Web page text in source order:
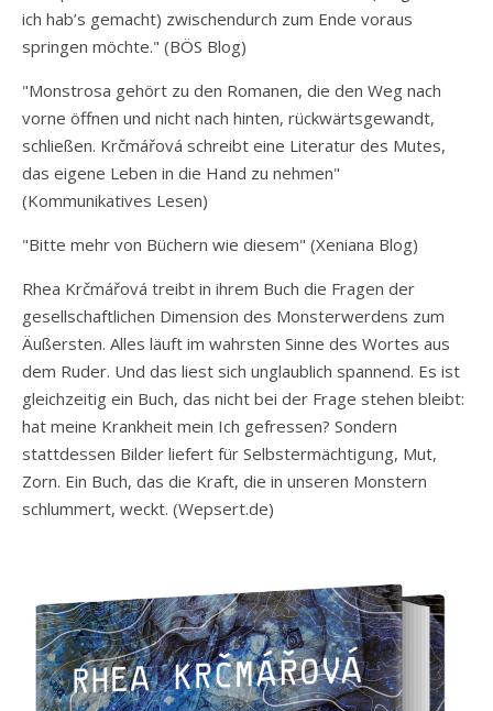
ich hab’s gemacht) zwischendurch zum Ende voraus
springen möchte." (BÖS Blog)
"Monstrosa gehört zu den Romanen, die den Weg nach
vorne öffnen und nicht nach hinten, rückwärtsgewandt,
schließen. Krčmářová schreibt eine Literatur des Mutes,
das eigene Leben in die Hand zu nehmen"
(Kommunikatives Lesen)
"Bitte mehr von Büchern wie diesem" (Xeniana Blog)
Rhea Krčmářová treibt in ihrem Buch die Fragen der
gesellschaftlichen Dimension des Monsterwerdens zum
Äußersten. Alles läuft im wahrsten Sinne des Wortes aus
dem Ruder. Und das liest sich unglaublich spannend. Es ist
gleichzeitig ein Buch, das nicht bei der Frage stehen bleibt:
hat meine Krankheit mein Ich gefressen? Sondern
stattdessen Bilder liefert für Selbstermächtigung, Mut,
Zorn. Ein Buch, das die Kraft, die in unseren Monstern
schlummert, weckt. (Wepsert.de)